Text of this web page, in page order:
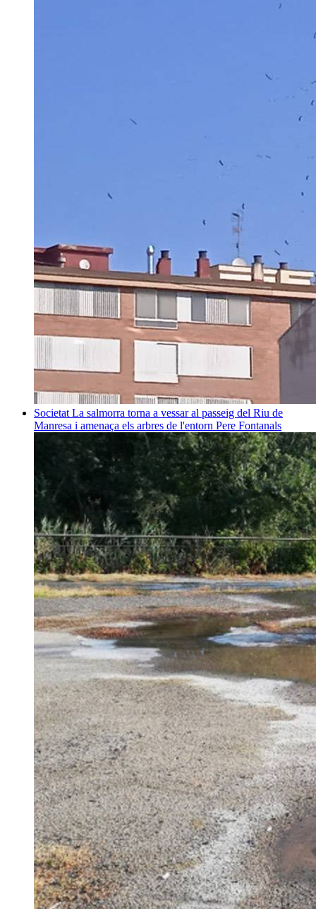
Societat La salmorra torna a vessar al passeig del Riu de
Manresa i amenaça els arbres de l'entorn Pere Fontanals